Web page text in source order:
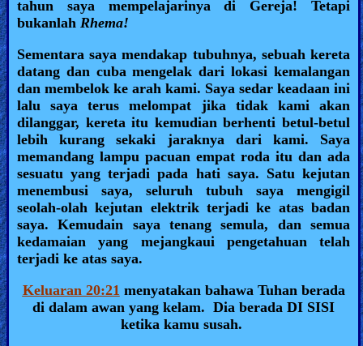
tahun saya mempelajarinya di Gereja! Tetapi
bukanlah Rhema!
Sementara saya mendakap tubuhnya, sebuah kereta
datang dan cuba mengelak dari lokasi kemalangan
dan membelok ke arah kami. Saya sedar keadaan ini
lalu saya terus melompat jika tidak kami akan
dilanggar, kereta itu kemudian berhenti betul-betul
lebih kurang sekaki jaraknya dari kami. Saya
memandang lampu pacuan empat roda itu dan ada
sesuatu yang terjadi pada hati saya. Satu kejutan
menembusi saya, seluruh tubuh saya mengigil
seolah-olah kejutan elektrik terjadi ke atas badan
saya. Kemudain saya tenang semula, dan semua
kedamaian yang mejangkaui pengetahuan telah
terjadi ke atas saya.
Keluaran 20:21 menyatakan bahawa Tuhan berada
di dalam awan yang kelam. Dia berada DI SISI
ketika kamu susah.